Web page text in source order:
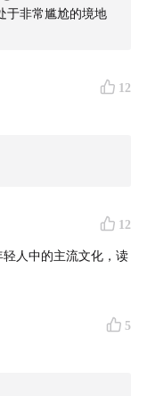
真心”
、萌宠
验之种种
于非常尴尬的境地
12
12
人中的主流文化，读
5